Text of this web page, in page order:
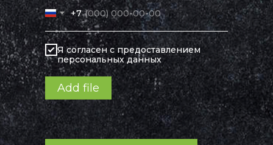
+7
Я согласен с предоставлением
персональных данных
Add file